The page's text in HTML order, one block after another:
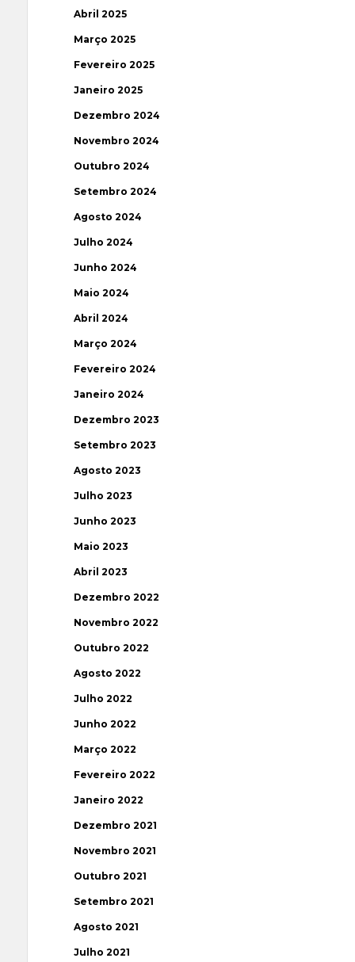
Abril 2025
Março 2025
Fevereiro 2025
Janeiro 2025
Dezembro 2024
Novembro 2024
Outubro 2024
Setembro 2024
Agosto 2024
Julho 2024
Junho 2024
Maio 2024
Abril 2024
Março 2024
Fevereiro 2024
Janeiro 2024
Dezembro 2023
Setembro 2023
Agosto 2023
Julho 2023
Junho 2023
Maio 2023
Abril 2023
Dezembro 2022
Novembro 2022
Outubro 2022
Agosto 2022
Julho 2022
Junho 2022
Março 2022
Fevereiro 2022
Janeiro 2022
Dezembro 2021
Novembro 2021
Outubro 2021
Setembro 2021
Agosto 2021
Julho 2021